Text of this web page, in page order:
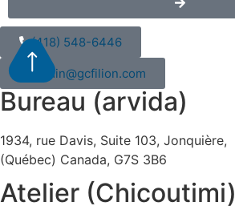
(418) 548-6446
admin@gcfilion.com
Bureau (arvida)
1934, rue Davis, Suite 103, Jonquière,
(Québec) Canada, G7S 3B6
Atelier (Chicoutimi)